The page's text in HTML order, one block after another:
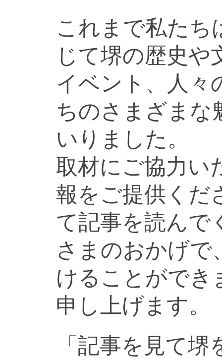
これまで私たち
じて堺の歴史や
イベント、人々
ちのさまざまな
いりました。
取材にご協力い
報をご提供くだ
て記事を読んで
さまのおかげで
けることができ
申し上げます。
「記事を見て